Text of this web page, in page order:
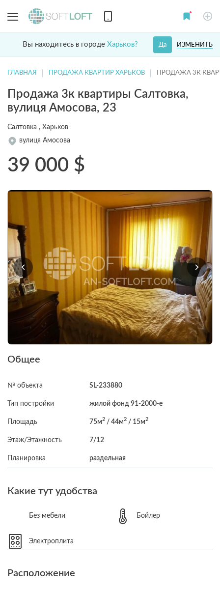
Вы находитесь в городе Харьков? ИЗМЕНИТЬ
Да
ГЛАВНАЯ ПРОДАЖА КВАРТИР ХАРЬКОВ ПРОДАЖА 3К
Продажа 3к квартиры Салтовка,
вулиця Амосова, 23
Салтовка , Харьков
вулиця Амосова
39 000 $
Общее
№ объекта SL-233880
Тип постройки жилой фонд 91-2000-е
Площадь 75м2 / 44м2 / 15м2
Этаж/Этажность 7/12
Планировка раздельная
Какие тут удобства
Без мебели Бойлер
Электроплита
Расположение